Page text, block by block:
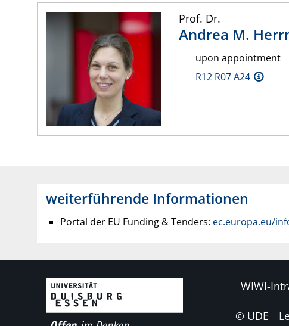
Prof. Dr.
Andrea M.
upon appointment
R12 R07 A24
weiterführende Informationen
Portal der EU Funding & Tenders: ec.europa.eu/
WIWI-
© UDE